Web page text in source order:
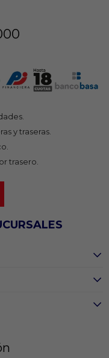
y traseras.
trasero.